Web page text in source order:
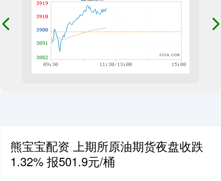
熊宝宝配资 上期所原油期货夜盘收跌
1.32% 报501.9元/桶